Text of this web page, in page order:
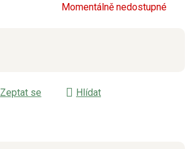
Momentálně nedostupné
Zeptat se
Hlídat